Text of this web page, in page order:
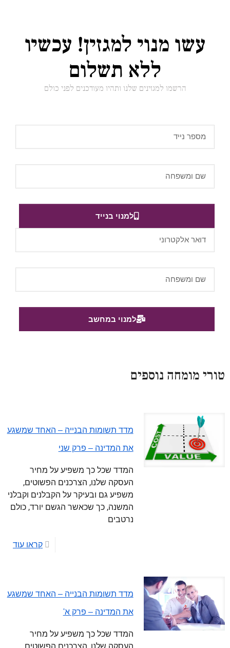
עשו מנוי למגזין! עכשיו
ללא תשלום
הרשמו למגזינים שלנו ותהיו מעודכנים לפני כולם
למנוי בנייד
למנוי במחשב
טורי מומחה נוספים
מדד תשומות הבנייה – האחד שמשגע
את המדינה – פרק שני
המדד שכל כך משפיע על מחיר
העסקה שלנו, הצרכנים הפשוטים,
משפיע גם ובעיקר על הקבלנים וקבלני
המשנה, כך שכאשר הגשם יורד, כולם
נרטבים
קראו עוד
מדד תשומות הבנייה – האחד שמשגע
את המדינה – פרק א'
המדד שכל כך משפיע על מחיר